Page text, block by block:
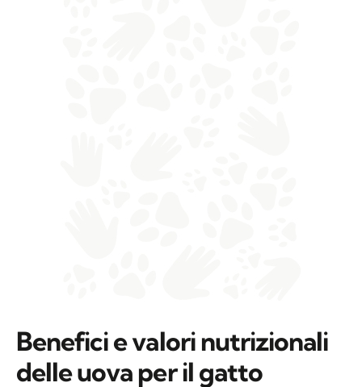
Benefici e valori nutrizionali
delle uova per il gatto